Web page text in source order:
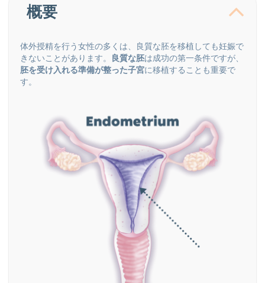
概要
体外授精を行う女性の多くは、良質な胚を移植しても妊娠で
きないことがあります。 良質な胚は成功の第一条件ですが、
胚を受け入れる準備が整った子宮に移植することも重要で
す。